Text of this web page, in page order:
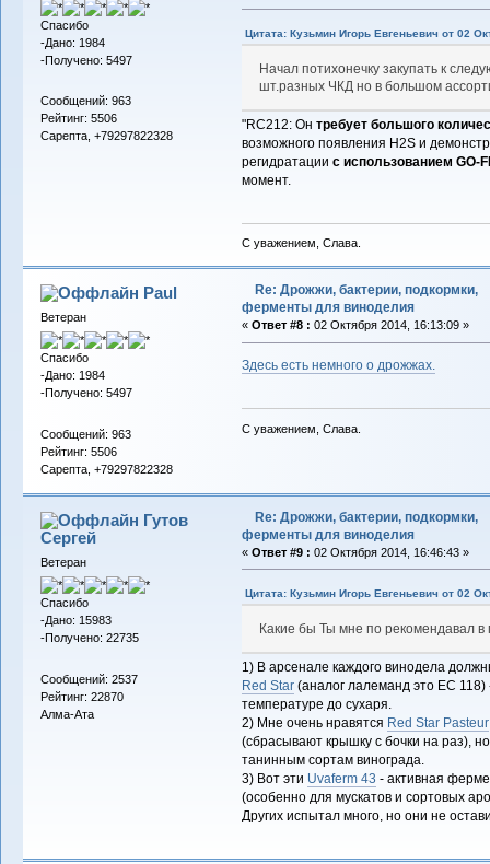
Спасибо
-Дано: 1984
-Получено: 5497
Сообщений: 963
Рейтинг: 5506
Сарепта, +79297822328
Цитата: Кузьмин Игорь Евгеньевич от 02
Начал потихонечку закупать к
шт.разных ЧКД но в большом
"RC212: Он требует большого
возможного появления H2S и
регидратации с использованием GO-
момент.
С уважением, Слава.
Paul
Ветеран
Спасибо
-Дано: 1984
-Получено: 5497
Сообщений: 963
Рейтинг: 5506
Сарепта, +79297822328
Re: Дрожжи, бактерии, подкормки,
ферменты для виноделия
« Ответ #8 : 02 Октября 2014, 16:13:09 »
Здесь есть немного о дрожжах.
С уважением, Слава.
Гутов
Сергей
Ветеран
Спасибо
-Дано: 15983
-Получено: 22735
Сообщений: 2537
Рейтинг: 22870
Алма-Ата
Re: Дрожжи, бактерии, подкормки,
ферменты для виноделия
« Ответ #9 : 02 Октября 2014, 16:46:43 »
Цитата: Кузьмин Игорь Евгеньевич от 02
Какие бы Ты мне по рекомендавал в
1) В арсенале каждого винодела
Red Star(аналог лалеманд это EC
температуре до сухаря.
2) Мне очень нравятся Red Star Pasteur
(сбрасывают крышку с бочки на раз),
танинным сортам винограда.
3) Вот эти Uvaferm 43 - активная
(особенно для мускатов и сортовых
Других испытал много, но они не